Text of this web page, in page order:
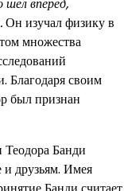
Он изучал физику в
множества
Благодаря своим
был признан
Теодора Банди
друзьям. Имея